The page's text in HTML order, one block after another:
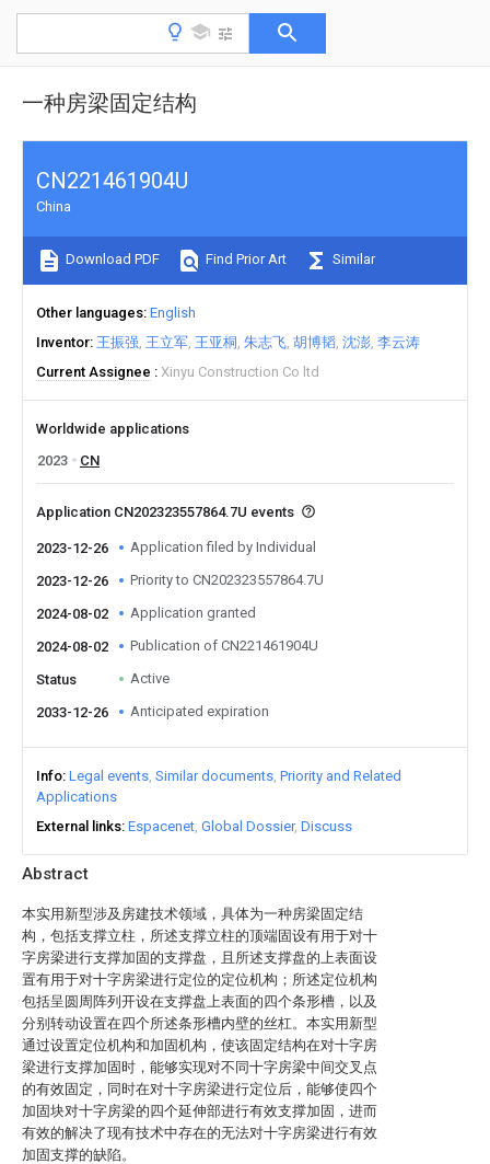
一种房梁固定结构
Abstract
本实用新型涉及房建技术领域，具体为一种房梁固定结
构，包括支撑立柱，所述支撑立柱的顶端固设有用于对十
字房梁进行支撑加固的支撑盘，且所述支撑盘的上表面设
置有用于对十字房梁进行定位的定位机构；所述定位机构
包括呈圆周阵列开设在支撑盘上表面的四个条形槽，以及
分别转动设置在四个所述条形槽内壁的丝杠。本实用新型
通过设置定位机构和加固机构，使该固定结构在对十字房
梁进行支撑加固时，能够实现对不同十字房梁中间交叉点
的有效固定，同时在对十字房梁进行定位后，能够使四个
加固块对十字房梁的四个延伸部进行有效支撑加固，进而
有效的解决了现有技术中存在的无法对十字房梁进行有效
加固支撑的缺陷。
CN221461904U
China
Download PDF Find Prior Art Similar
Other languages English
Inventor 王振强 王立军 王亚桐 朱志飞 胡博韬 沈澎 李云涛
Current Assignee
Xinyu Construction Co ltd
Worldwide applications
2023
CN
Application CN202323557864.7U events
2023-12-26 Application filed by Individual
2023-12-26 Priority to CN202323557864.7U
2024-08-02 Application granted
2024-08-02 Publication of CN221461904U
Status Active
2033-12-26 Anticipated expiration
Info Legal events Similar documents Priority and Related
Applications
External links Espacenet Global Dossier Discuss